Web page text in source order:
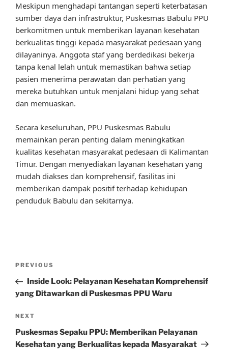
Meskipun menghadapi tantangan seperti keterbatasan
sumber daya dan infrastruktur, Puskesmas Babulu PPU
berkomitmen untuk memberikan layanan kesehatan
berkualitas tinggi kepada masyarakat pedesaan yang
dilayaninya. Anggota staf yang berdedikasi bekerja
tanpa kenal lelah untuk memastikan bahwa setiap
pasien menerima perawatan dan perhatian yang
mereka butuhkan untuk menjalani hidup yang sehat
dan memuaskan.
Secara keseluruhan, PPU Puskesmas Babulu
memainkan peran penting dalam meningkatkan
kualitas kesehatan masyarakat pedesaan di Kalimantan
Timur. Dengan menyediakan layanan kesehatan yang
mudah diakses dan komprehensif, fasilitas ini
memberikan dampak positif terhadap kehidupan
penduduk Babulu dan sekitarnya.
Previous
Post
PREVIOUS
Inside Look: Pelayanan Kesehatan Komprehensif
yang Ditawarkan di Puskesmas PPU Waru
Next
Post
NEXT
Puskesmas Sepaku PPU: Memberikan Pelayanan
Kesehatan yang Berkualitas kepada Masyarakat